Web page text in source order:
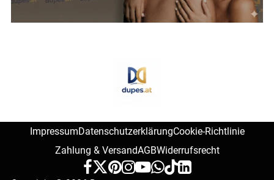
ImpressumDatenschutzerklärungCookie-Richtlinie
Zahlung & VersandAGBWiderrufsrecht